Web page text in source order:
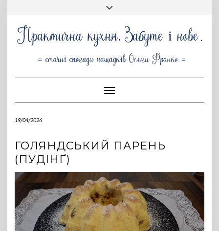
Toggle
Toggle Navigation
19/04/2026
ГОЛЯНДСЬКИЙ ПАРЕНЬ
(ПУДІНҐ)